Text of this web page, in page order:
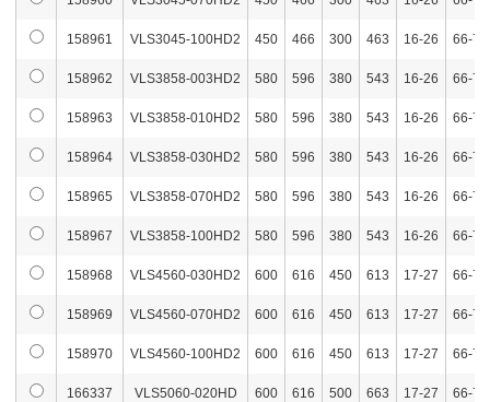
158961 VLS3045-100HD2 450 466 300 463 16-26 66-76
158962 VLS3858-003HD2 580 596 380 543 16-26 66-76
158963 VLS3858-010HD2 580 596 380 543 16-26 66-76
158964 VLS3858-030HD2 580 596 380 543 16-26 66-76
158965 VLS3858-070HD2 580 596 380 543 16-26 66-76
158967 VLS3858-100HD2 580 596 380 543 16-26 66-76
158968 VLS4560-030HD2 600 616 450 613 17-27 66-76
158969 VLS4560-070HD2 600 616 450 613 17-27 66-76
158970 VLS4560-100HD2 600 616 450 613 17-27 66-76
166337 VLS5060-020HD 600 616 500 663 17-27 66-76